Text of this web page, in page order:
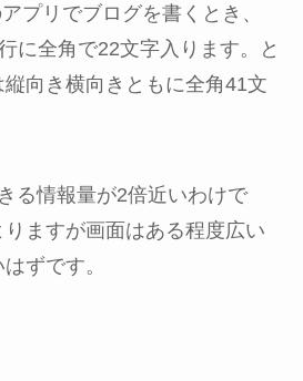
プリでブログを書くとき、
に全角で22文字入ります。と
向き横向きともに全角41文
る情報量が2倍近いわけで
ますが画面はある程度広い
ずです。